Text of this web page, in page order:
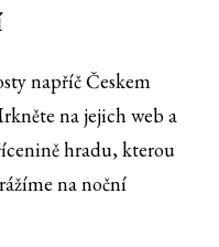
napříč Českem
na jejich web a
hradu, kterou
na noční